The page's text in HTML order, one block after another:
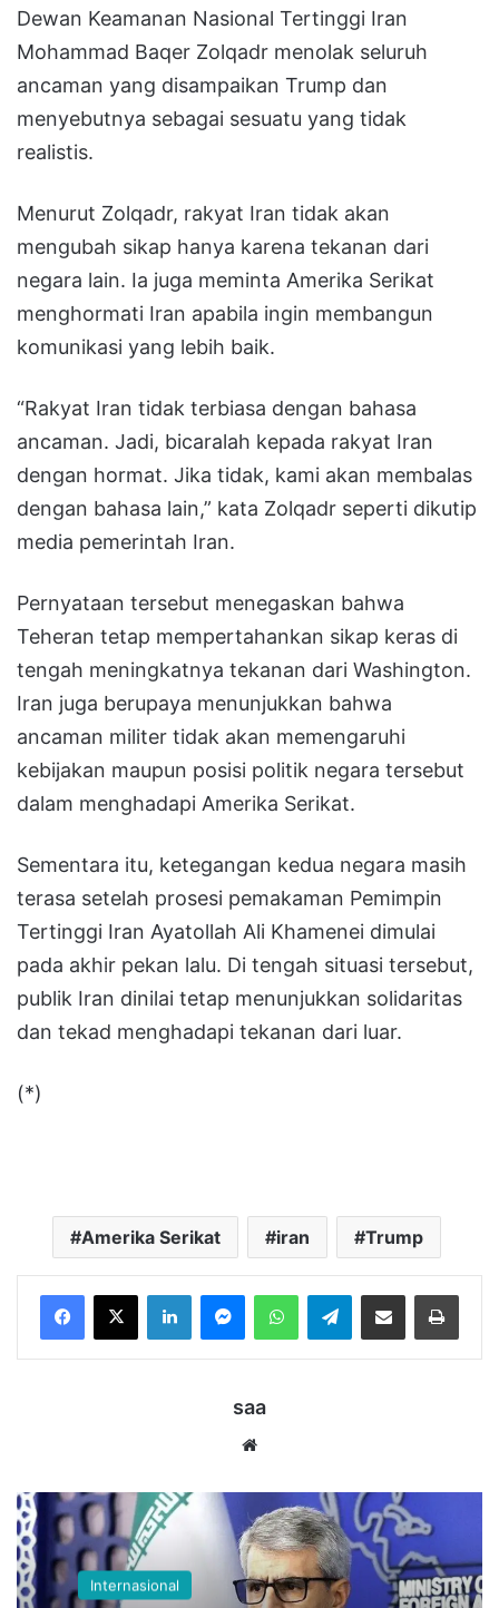
Dewan Keamanan Nasional Tertinggi Iran
Mohammad Baqer Zolqadr menolak seluruh
ancaman yang disampaikan Trump dan
menyebutnya sebagai sesuatu yang tidak
realistis.
Menurut Zolqadr, rakyat Iran tidak akan
mengubah sikap hanya karena tekanan dari
negara lain. Ia juga meminta Amerika Serikat
menghormati Iran apabila ingin membangun
komunikasi yang lebih baik.
“Rakyat Iran tidak terbiasa dengan bahasa
ancaman. Jadi, bicaralah kepada rakyat Iran
dengan hormat. Jika tidak, kami akan membalas
dengan bahasa lain,” kata Zolqadr seperti dikutip
media pemerintah Iran.
Pernyataan tersebut menegaskan bahwa
Teheran tetap mempertahankan sikap keras di
tengah meningkatnya tekanan dari Washington.
Iran juga berupaya menunjukkan bahwa
ancaman militer tidak akan memengaruhi
kebijakan maupun posisi politik negara tersebut
dalam menghadapi Amerika Serikat.
Sementara itu, ketegangan kedua negara masih
terasa setelah prosesi pemakaman Pemimpin
Tertinggi Iran Ayatollah Ali Khamenei dimulai
pada akhir pekan lalu. Di tengah situasi tersebut,
publik Iran dinilai tetap menunjukkan solidaritas
dan tekad menghadapi tekanan dari luar.
(*)
Amerika Serikat iran Trump
LinkedInMessengerWhatsAppTelegramBagikan melalui Email Cetak
saa
Internasional